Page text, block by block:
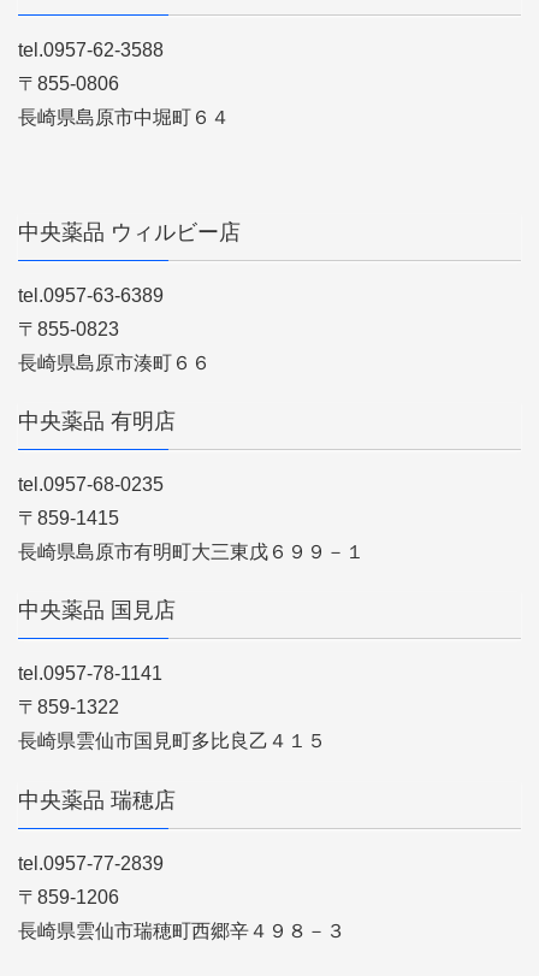
tel.0957-62-3588
〒855-0806
長崎県島原市中堀町６４
中央薬品 ウィルビー店
tel.0957-63-6389
〒855-0823
長崎県島原市湊町６６
中央薬品 有明店
tel.0957-68-0235
〒859-1415
長崎県島原市有明町大三東戊６９９－１
中央薬品 国見店
tel.0957-78-1141
〒859-1322
長崎県雲仙市国見町多比良乙４１５
中央薬品 瑞穂店
tel.0957-77-2839
〒859-1206
長崎県雲仙市瑞穂町西郷辛４９８－３